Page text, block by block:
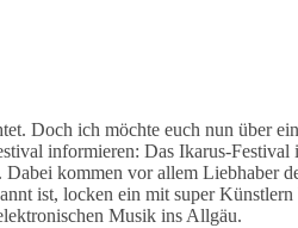
Doch ich möchte euch nun über
informieren: Das Ikarus-
kommen vor allem Liebhaber
ist, locken ein mit super Künstlern
Musik ins Allgäu.